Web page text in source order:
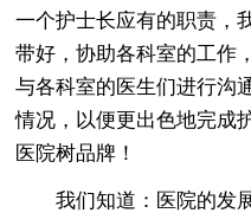
一个护士长应有的职责，
带好，协助各科室的工作
与各科室的医生们进行沟
情况，以便更出色地完成
医院树品牌！
我们知道：医院的发展